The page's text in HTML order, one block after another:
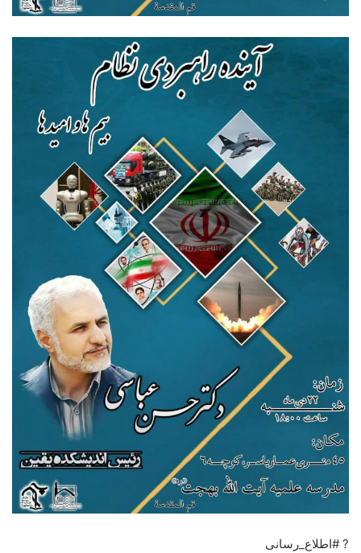
? #اطلاع_رسانی